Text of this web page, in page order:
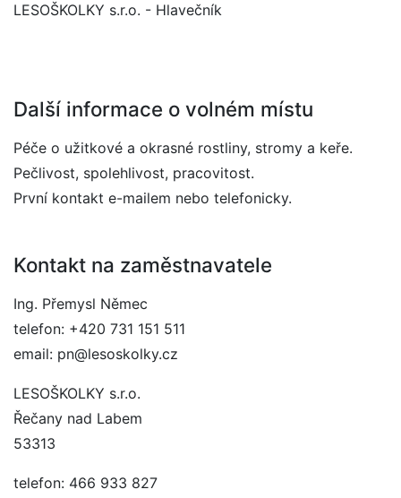
LESOŠKOLKY s.r.o. - Hlavečník
Další informace o volném místu
Péče o užitkové a okrasné rostliny, stromy a keře.
Pečlivost, spolehlivost, pracovitost.
První kontakt e-mailem nebo telefonicky.
Kontakt na zaměstnavatele
Ing. Přemysl Němec
telefon: +420 731 151 511
email: pn@lesoskolky.cz
LESOŠKOLKY s.r.o.
Řečany nad Labem
53313
telefon: 466 933 827